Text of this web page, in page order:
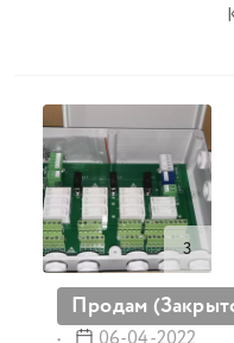
3
Продам